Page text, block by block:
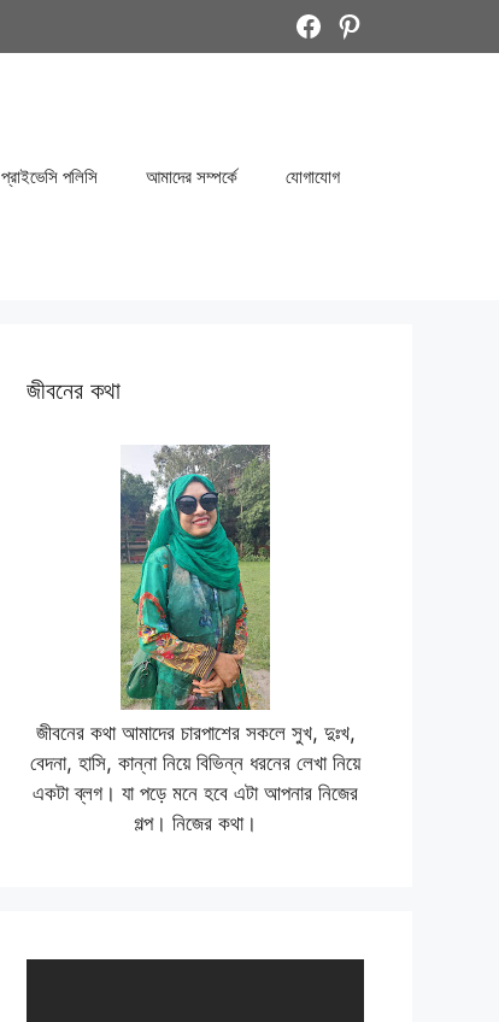
Facebook
Pinterest
প্রাইভেসি পলিসি আমাদের সম্পর্কে যোগাযোগ
জীবনের কথা
জীবনের কথা আমাদের চারপাশের সকলে সুখ, দুঃখ,
বেদনা, হাসি, কান্না নিয়ে বিভিন্ন ধরনের লেখা নিয়ে
একটা ব্লগ। যা পড়ে মনে হবে এটা আপনার নিজের
গল্প। নিজের কথা।